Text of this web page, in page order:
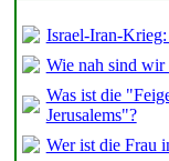
Israel-Iran-
Wie nah sind wir
Was ist die
Jerusalems"?
Wer ist die Frau